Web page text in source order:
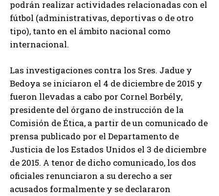
podrán realizar actividades relacionadas con el
fútbol (administrativas, deportivas o de otro
tipo), tanto en el ámbito nacional como
internacional.
Las investigaciones contra los Sres. Jadue y
Bedoya se iniciaron el 4 de diciembre de 2015 y
fueron llevadas a cabo por Cornel Borbély,
presidente del órgano de instrucción de la
Comisión de Ética, a partir de un comunicado de
prensa publicado por el Departamento de
Justicia de los Estados Unidos el 3 de diciembre
de 2015. A tenor de dicho comunicado, los dos
oficiales renunciaron a su derecho a ser
acusados formalmente y se declararon